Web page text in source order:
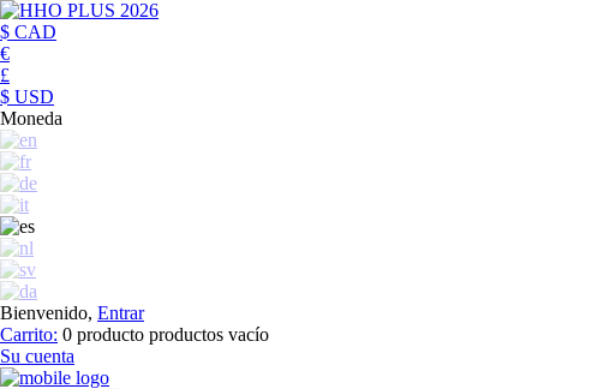
$ CAD
€
£
$ USD
Moneda
Bienvenido, Entrar
Carrito: 0 producto productos vacío
Su cuenta